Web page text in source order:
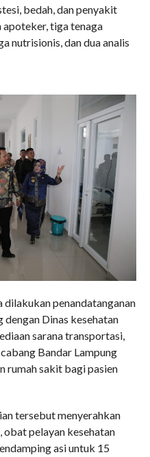
bedah, dan penyakit
apoteker, tiga tenaga
nutrisionis, dan dua analis
penandatanganan
Dinas kesehatan
sarana transportasi,
Bandar Lampung
rumah sakit bagi pasien
tersebut menyerahkan
pelayan kesehatan
asi untuk 15